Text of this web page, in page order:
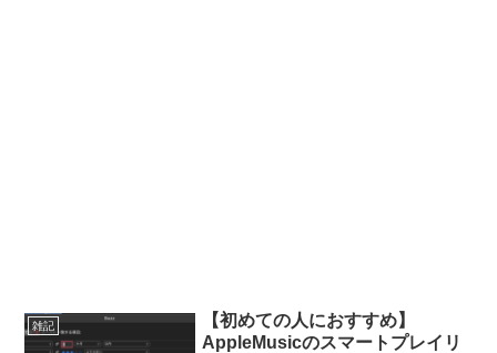
雑記
【初めての人におすすめ】
AppleMusicのスマートプレイリ